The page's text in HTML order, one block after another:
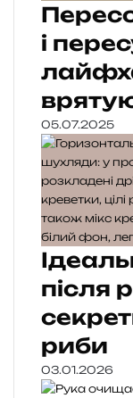
і
05.07.2025
після
риби
03.01.2026